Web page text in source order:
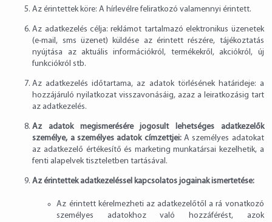
Az érintettek köre: A hírlevélre feliratkozó valamennyi érintett.
Az adatkezelés célja: reklámot tartalmazó elektronikus üzenetek
(e-mail, sms üzenet) küldése az érintett részére, tájékoztatás
nyújtása az aktuális információkról, termékekről, akciókról, új
funkciókról stb.
Az adatkezelés időtartama, az adatok törlésének határideje: a
hozzájáruló nyilatkozat visszavonásáig, azaz a leiratkozásig tart
az adatkezelés.
Az adatok megismerésére jogosult lehetséges adatkezelők
személye, a személyes adatok címzettjei:A személyes adatokat
az adatkezelő értékesítő és marketing munkatársai kezelhetik, a
fenti alapelvek tiszteletben tartásával.
Az érintettek adatkezeléssel kapcsolatos jogainak ismertetése:
Az érintett kérelmezheti az adatkezelőtől a rá vonatkozó
személyes adatokhoz való hozzáférést, azok